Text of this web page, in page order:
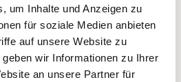
um Inhalte und Anzeigen zu
für soziale Medien anbieten
auf unsere Website zu
wir Informationen zu Ihrer
an unsere Partner für
2026 findet am Samstag,
Ende ist mit
vor der Dorfkirche dabei.